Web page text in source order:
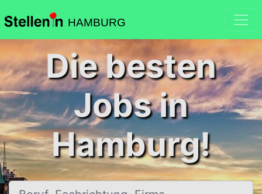
HAMBURG
Die besten
Jobs in
Hamburg!
Beruf, Fachrichtung, Firma